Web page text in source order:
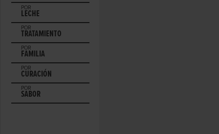
POR
LECHE
POR
TRATAMIENTO
POR
FAMILIA
POR
CURACIÓN
POR
SABOR